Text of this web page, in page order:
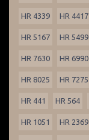
HR 4339 HR 4417
HR 5167 HR 5499
HR 7630 HR 6990
HR 8025 HR 7275
HR 441 HR 564
HR 1051 HR 2369